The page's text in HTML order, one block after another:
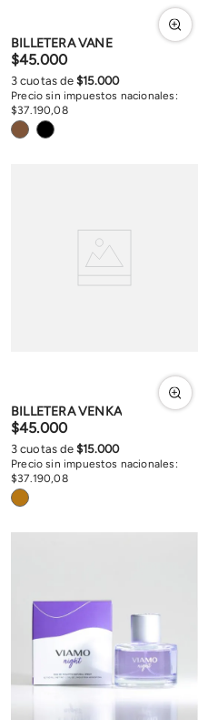
BILLETERA VANE
$45.000
Precio sin impuestos nacionales:
$37 190,08
3 cuotas de$15.000
BILLETERA VENKA
$45.000
Precio sin impuestos nacionales:
$37 190,08
3 cuotas de$15.000